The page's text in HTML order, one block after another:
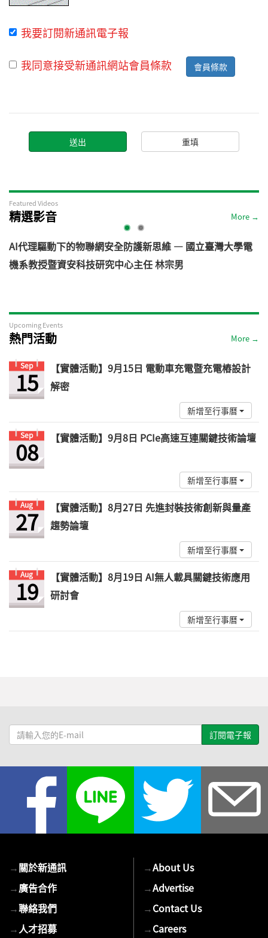
我要訂閱新通訊電子報
我同意接受新通訊網站會員條款
會員條款
Featured Videos
精選影音 More →
AI代理驅動下的物聯網安全防護新思維 — 國立臺灣大學電
機系教授暨資安科技研究中心主任 林宗男
Upcoming Events
熱門活動 More →
Sep
15
【實體活動】9月15日 電動車充電暨充電樁設計
解密
新增至行事曆
Sep
08 【實體活動】9月8日 PCIe高速互連關鍵技術論壇
新增至行事曆
Aug
27
【實體活動】8月27日 先進封裝技術創新與量產
趨勢論壇
新增至行事曆
Aug
19
【實體活動】8月19日 AI無人載具關鍵技術應用
研討會
新增至行事曆
請
輸
→關於新通訊
→廣告合作
→聯絡我們
→人才招募
→About Us
→Advertise
→Contact Us
→Careers